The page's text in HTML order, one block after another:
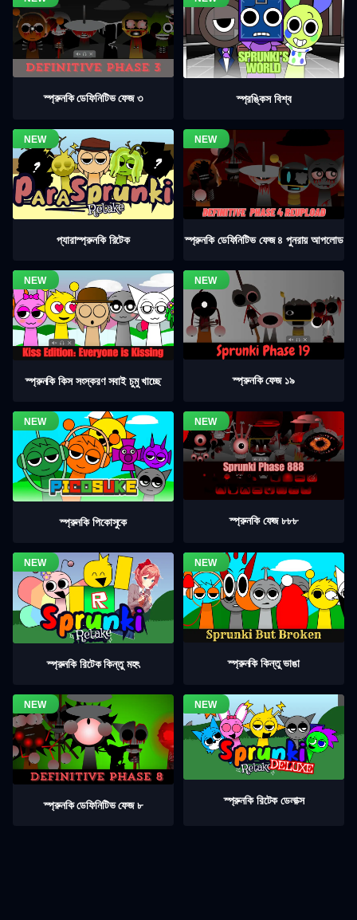
স্প্রুনকি ডেফিনিটিভ ফেজ ৩ স্প্রঙ্কিস বিশ্ব
প্যারাস্প্রুনকি রিটেক স্প্রুনকি ডেফিনিটিভ ফেজ ৪ পুনরায় আপলোড
স্প্রুনকি কিস সংস্করণ সবাই চুমু খাচ্ছে স্প্রুনকি ফেজ ১৯
স্প্রুনকি পিকোসুকে স্প্রুনকি ফেজ ৮৮৮
স্প্রুনকি রিটেক কিন্তু মহৎ স্প্রুনকি কিন্তু ভাঙা
স্প্রুনকি ডেফিনিটিভ ফেজ ৮ স্প্রুনকি রিটেক ডেলাক্স